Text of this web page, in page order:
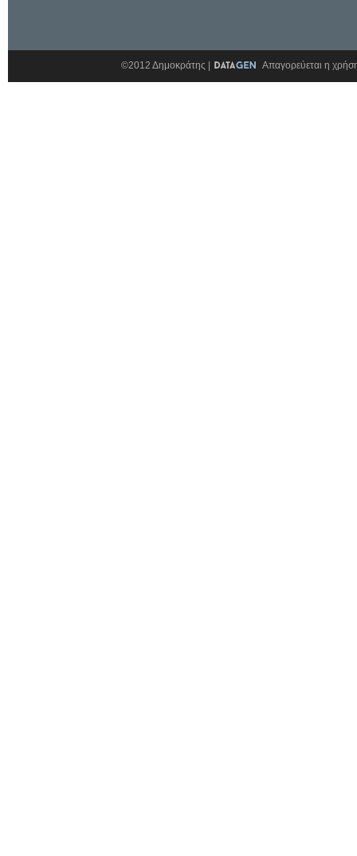
©2012 Δημοκράτης | Απαγορεύεται η